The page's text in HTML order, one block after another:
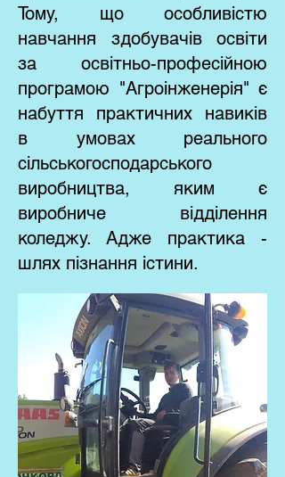
Тому, що особливістю
навчання здобувачів освіти
за освітньо-професійною
програмою "Агроінженерія" є
набуття практичних навиків
в умовах реального
сільськогосподарського
виробництва, яким є
виробниче відділення
коледжу. Адже практика -
шлях пізнання істини.